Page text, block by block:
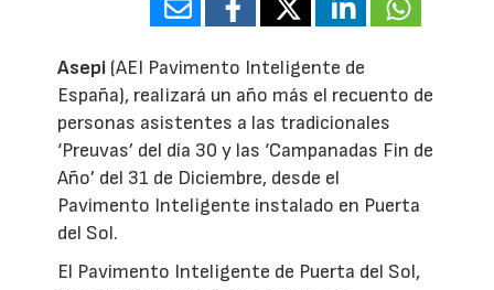
Asepi (AEI Pavimento Inteligente de
España), realizará un año más el recuento de
personas asistentes a las tradicionales
‘Preuvas’ del día 30 y las ‘Campanadas Fin de
Año’ del 31 de Diciembre, desde el
Pavimento Inteligente instalado en Puerta
del Sol.
El Pavimento Inteligente de Puerta del Sol,